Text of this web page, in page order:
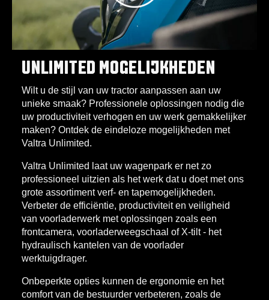
UNLIMITED MOGELIJKHEDEN
Wilt u de stijl van uw tractor aanpassen aan uw
unieke smaak? Professionele oplossingen nodig die
uw productiviteit verhogen en uw werk gemakkelijker
maken? Ontdek de eindeloze mogelijkheden met
Valtra Unlimited.
Valtra Unlimited laat uw wagenpark er net zo
professioneel uitzien als het werk dat u doet met ons
grote assortiment verf- en tapemogelijkheden.
Verbeter de efficiëntie, productiviteit en veiligheid
van voorladerwerk met oplossingen zoals een
frontcamera, voorladerweegschaal of X-tilt - het
hydraulisch kantelen van de voorlader
werktuigdrager.
Onbeperkte opties kunnen de ergonomie en het
comfort van de bestuurder verbeteren, zoals de